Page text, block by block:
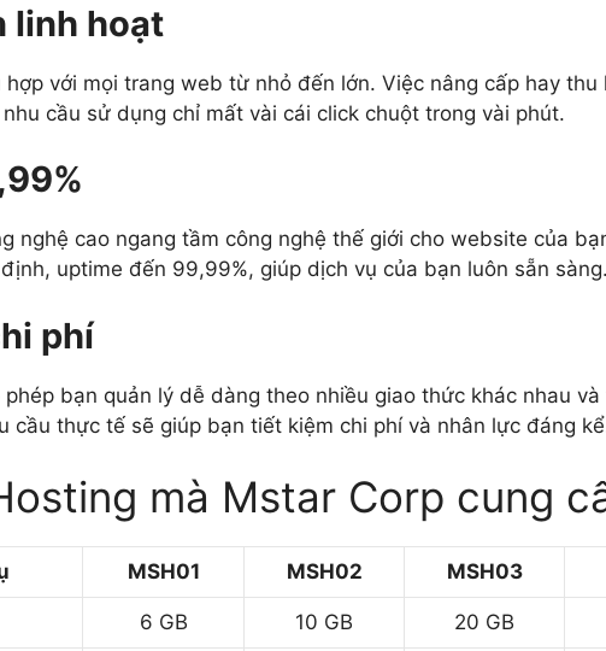
linh hoạt
hợp với mọi trang web từ nhỏ đến lớn. Việc nâng cấp hay thu
cầu sử dụng chỉ mất vài cái click chuột trong vài phút.
nghệ cao ngang tầm công nghệ thế giới cho website của
uptime đến 99,99%, giúp dịch vụ của bạn luôn sẵn sàng.
phí
bạn quản lý dễ dàng theo nhiều giao thức khác nhau và
cầu thực tế sẽ giúp bạn tiết kiệm chi phí và nhân lực đáng
mà Mstar Corp cung
MSH01 MSH02 MSH03
6 GB 10 GB 20 GB